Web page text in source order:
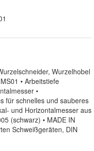
Wurzelhobel
• Arbeitstiefe
•
für schnelles und sauberes
und Horizontalmesser aus
(schwarz) • MADE IN
Schweißgeräten, DIN